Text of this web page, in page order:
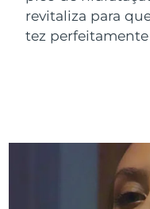
revitaliza para
tez
México
Nova Zelândia